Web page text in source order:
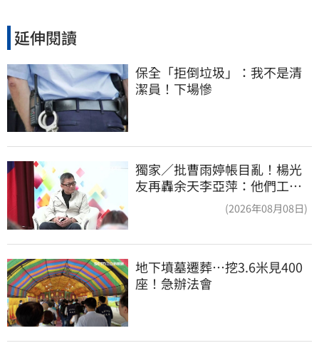
延伸閱讀
保全「拒倒垃圾」：我不是清
潔員！下場慘
獨家／批曹雨婷帳目亂！楊光
友再轟余天李亞萍：他們工會
(2026年08月08日)
地下墳墓遷葬…挖3.6米見400
座！急辦法會